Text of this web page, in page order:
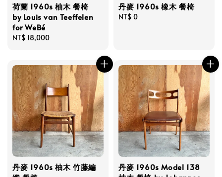
荷蘭 1960s 柚木 餐椅
by Louis van Teeffelen
for WeBé
Regular
NT$ 18,000
丹麥 1960s 橡木 餐椅
Regular
NT$ 0
丹麥 1960s 柚木 竹藤編
丹麥 1960s Model 138